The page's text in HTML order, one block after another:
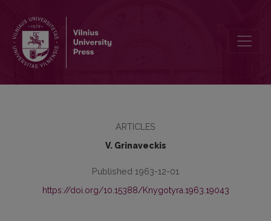
ARTICLES
V. Grinaveckis
Published 1963-12-01
https://doi.org/10.15388/Knygotyra.1963.19043